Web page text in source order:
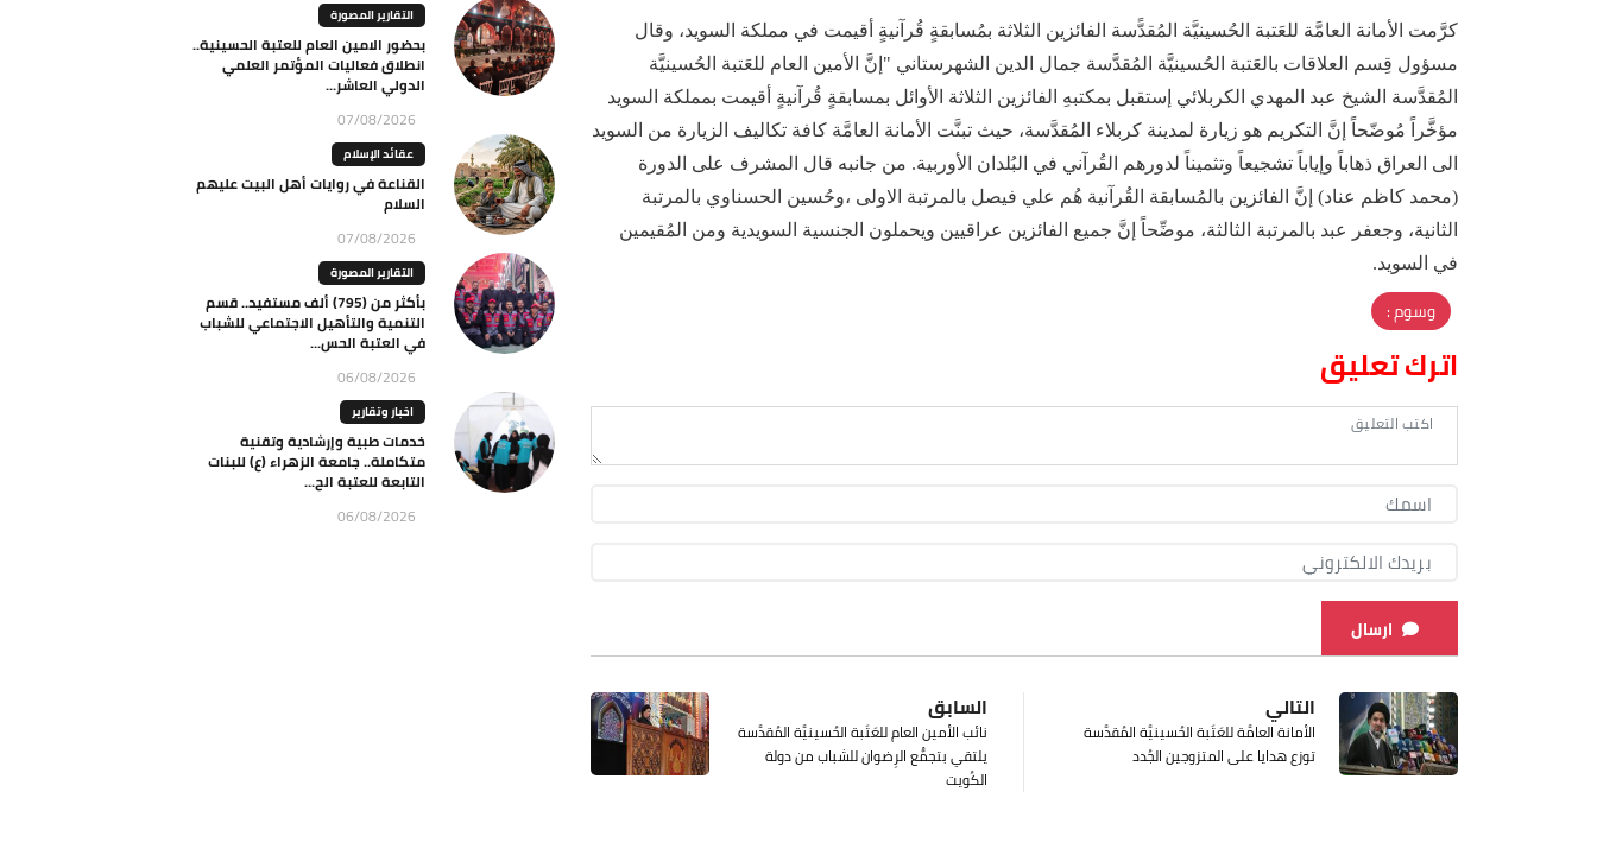
كرَّمت الأمانة العامَّة للعَتبة الحُسينيَّة المُقدًّسة الفائزين الثلاثة بمُسابقةٍ قُرآنيةٍ أقيمت في مملكة السويد، وقال
مسؤول قِسم العلاقات بالعَتبة الحُسينيَّة المُقدَّسة جمال الدين الشهرستاني "إنَّ الأمين العام للعَتبة الحُسينيَّة
المُقدَّسة الشيخ عبد المهدي الكربلائي إستقبل بمكتبهِ الفائزين الثلاثة الأوائل بمسابقةٍ قُرآنيةٍ أقيمت بمملكة السويد
مؤخَّراً مُوضّحاً إنَّ التكريم هو زيارة لمدينة كربلاء المُقدَّسة، حيث تبنَّت الأمانة العامَّة كافة تكاليف الزيارة من السويد
الى العراق ذهاباً وإياباً تشجيعاً وتثميناً لدورهم القُرآني في البُلدان الأوربية. من جانبه قال المشرف على الدورة
(محمد كاظم عناد) إنَّ الفائزين بالمُسابقة القُرآنية هُم علي فيصل بالمرتبة الاولى ،وحُسين الحسناوي بالمرتبة
الثانية، وجعفر عبد بالمرتبة الثالثة، موضِّحاً إنَّ جميع الفائزين عراقيين ويحملون الجنسية السويدية ومن المُقيمين
في السويد.
وسوم :
اترك تعليق
ارسال
السابق
نائب الأمين العام للعَتَبة الحُسينيَّة المُقدَّسة
يلتقي بتجمُّع الرِضوان للشباب من دولة
الكُويت
التالي
الأمانة العامَّة للعَتَبة الحُسينيَّة المُقدَّسة
توزع هدايا على المتزوجين الجُدد
التقارير المصورة
بحضور الامين العام للعتبة الحسينية..
انطلاق فعاليات المؤتمر العلمي
الدولي العاشر...
07/08/2026
عقائد الإسلام
القناعة في روايات أهل البيت عليهم
السلام
07/08/2026
التقارير المصورة
بأكثر من (795) ألف مستفيد.. قسم
التنمية والتأهيل الاجتماعي للشباب
في العتبة الحس...
06/08/2026
اخبار وتقارير
خدمات طبية وإرشادية وتقنية
متكاملة.. جامعة الزهراء (ع) للبنات
التابعة للعتبة الح...
06/08/2026